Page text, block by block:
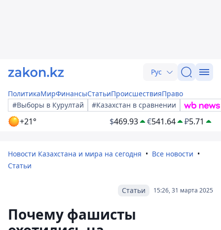
Рус
ПолитикаМирФинансыСтатьиПроисшествияПраво
#Выборы в Курултай
#Казахстан в сравнении
+21° $469.93 €541.64 ₽5.71
Новости Казахстана и мира на сегодня
Все новости
Статьи
15:26, 31 марта 2025
Статьи
Почему фашисты